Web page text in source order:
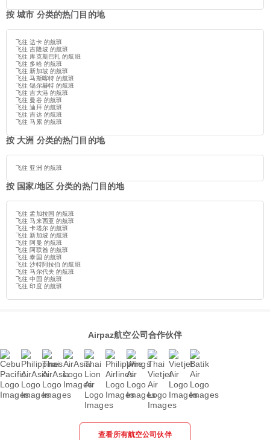
按 城市 分类的热门目的地
飞往 达卡 的航班
飞往 吉隆坡 的航班
飞往 库克斯巴扎 的航班
飞往 多哈 的航班
飞往 新加坡 的航班
飞往 马斯喀特 的航班
飞往 锡尔赫特 的航班
飞往 吉大港 的航班
飞往 曼谷 的航班
飞往 迪拜 的航班
飞往 吉达 的航班
飞往 马累 的航班
按 大洲 分类的热门目的地
飞往 亚洲 的航班
按 国家/地区 分类的热门目的地
飞往 孟加拉国 的航班
飞往 马来西亚 的航班
飞往 卡塔尔 的航班
飞往 新加坡 的航班
飞往 阿曼 的航班
飞往 阿联酋 的航班
飞往 泰国 的航班
飞往 沙特阿拉伯 的航班
飞往 马尔代夫 的航班
飞往 中国 的航班
飞往 印度 的航班
Airpaz航空公司合作伙伴
查看所有航空公司伙伴